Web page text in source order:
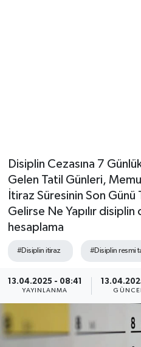
Disiplin Cezasına 7
Gelen Tatil Günleri,
İtiraz Süresinin Son Günü
Gelirse Ne Yapılır disiplin
hesaplama
#Disiplin itiraz #Disiplin resmi
13.04.2025 - 08:41
YAYINLANMA